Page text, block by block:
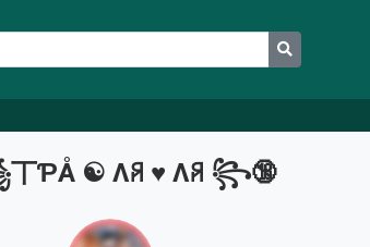
ƤÅ ☯︎ Λꋪ ♥︎ Λꋪ ꧂🔞